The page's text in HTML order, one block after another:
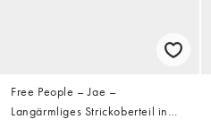
Free People – Jae –
Langärmliges Strickoberteil in